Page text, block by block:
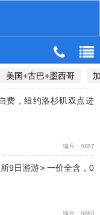
美国+古巴+墨西哥
费，纽约洛杉矶双点进
编号：9887
9日游游> 一价全含，0
编号：9886